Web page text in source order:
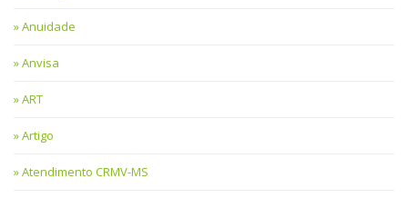
Anuidade
Anvisa
ART
Artigo
Atendimento CRMV-MS